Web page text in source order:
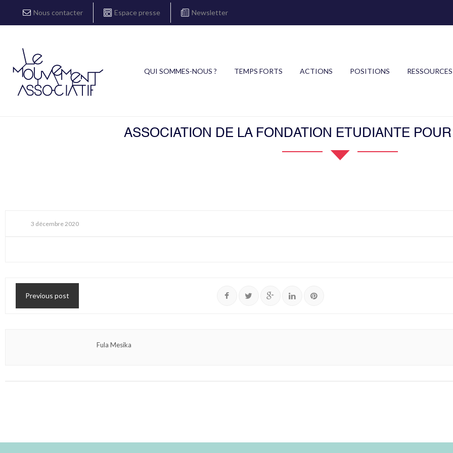
Nous contacter Espace presse Newsletter
QUI SOMMES-NOUS ? TEMPS FORTS ACTIONS POSITIONS RESSOURCES
ASSOCIATION DE LA FONDATION ETUDIANTE
3 décembre 2020
Previous post
Fula Mesika